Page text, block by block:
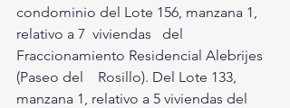
condominio del Lote 156, manzana 1,
relativo a 7  viviendas   del
Fraccionamiento Residencial Alebrijes
(Paseo del    Rosillo). Del Lote 133,
manzana 1, relativo a 5 viviendas del